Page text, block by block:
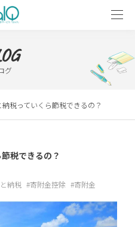
グ
税っていくら節税できるの？
税できるの？
納税 寄附金控除 寄附金